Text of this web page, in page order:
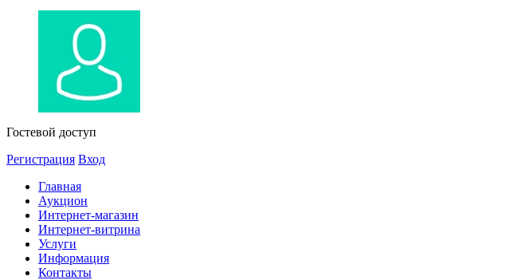
Гостевой доступ
Регистрация Вход
Главная
Аукцион
Интернет-магазин
Интернет-витрина
Услуги
Информация
Контакты